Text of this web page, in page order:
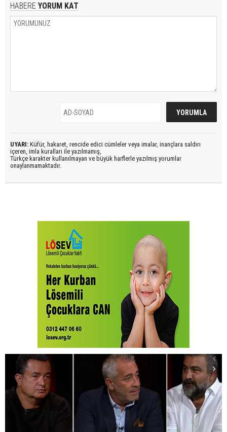
HABERE YORUM KAT
UYARI: Küfür, hakaret, rencide edici cümleler veya imalar, inançlara saldırı
içeren, imla kuralları ile yazılmamış,
Türkçe karakter kullanılmayan ve büyük harflerle yazılmış yorumlar
onaylanmamaktadır.